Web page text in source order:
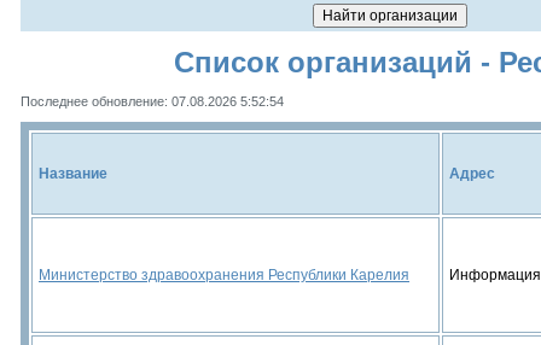
Список организаций -
Последнее обновление: 07.08.2026 5:52:54
Название Адрес
Министерство здравоохранения Республики Карелия Информация